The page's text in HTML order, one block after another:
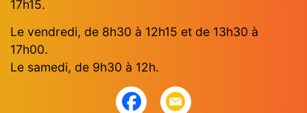
17h15.
Le vendredi, de 8h30 à 12h15 et de 13h30 à
17h00.
Le samedi, de 9h30 à 12h.